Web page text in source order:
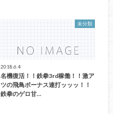
未分類
2018.6.4
名機復活！！鉄拳3rd稼働！！激ア
ツの飛鳥ボーナス連打ッッッ！！
鉄拳のゲロ甘…